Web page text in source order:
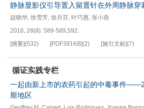
静脉显影仪引导置入留置针在外周静脉穿
赵晓华, 徐雪芳, 徐月芬, 叶巧惠, 张小燕
2016, 28(8): 589-589,592.
[摘要](532) [PDF391KB](2) [施引文献](7)
循证实践专栏
一起由新上市的农药引起的中毒事件
斯地区